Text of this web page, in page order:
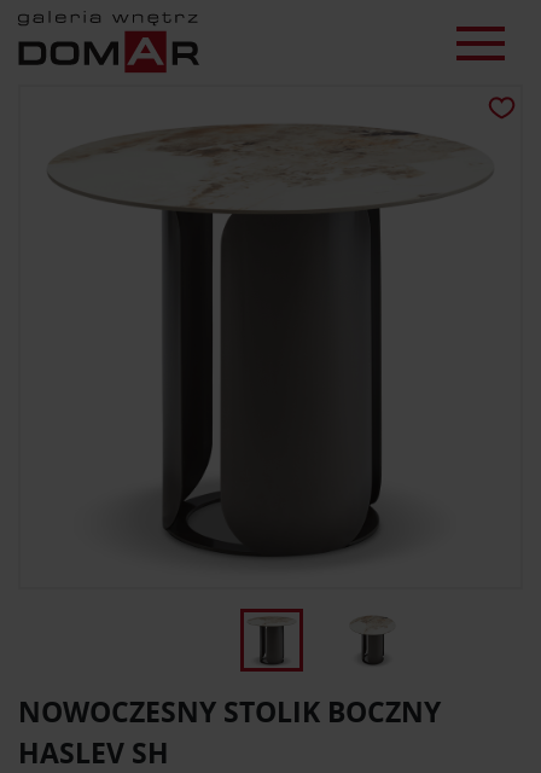
NOWOCZESNY STOLIK BOCZNY
HASLEV SH